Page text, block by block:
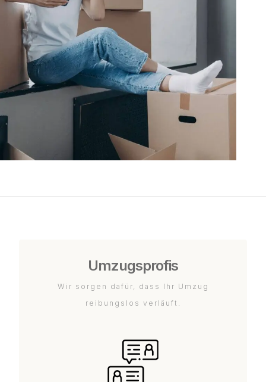
Umzugsprofis
Wir sorgen dafür, dass Ihr Umzug
reibungslos verläuft.